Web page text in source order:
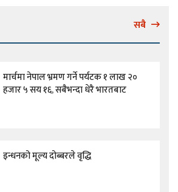
सबै
मार्चमा नेपाल भ्रमण गर्ने पर्यटक १ लाख २०
हजार ५ सय १६, सबैभन्दा धेरै भारतबाट
इन्धनको मूल्य दोब्बरले वृद्धि